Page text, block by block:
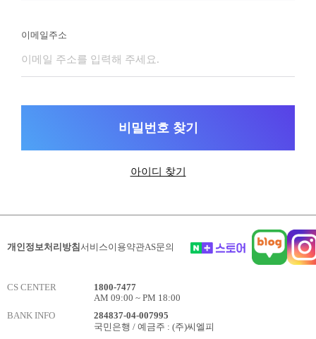
이메일주소
비밀번호 찾기
아이디 찾기
개인정보처리방침서비스이용약관AS문의
CS CENTER
1800-7477
AM 09:00 ~ PM 18:00
BANK INFO
284837-04-007995
국민은행 / 예금주 : (주)씨엘피